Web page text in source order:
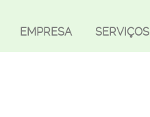
EMPRESA SERVIÇOS